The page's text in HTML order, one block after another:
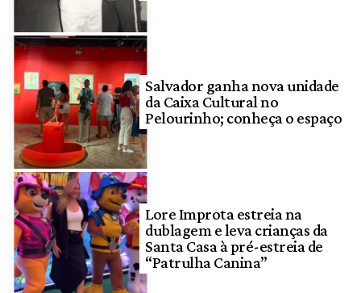
Salvador ganha nova unidade
da Caixa Cultural no
Pelourinho; conheça o espaço
Lore Improta estreia na
dublagem e leva crianças da
Santa Casa à pré-estreia de
“Patrulha Canina”